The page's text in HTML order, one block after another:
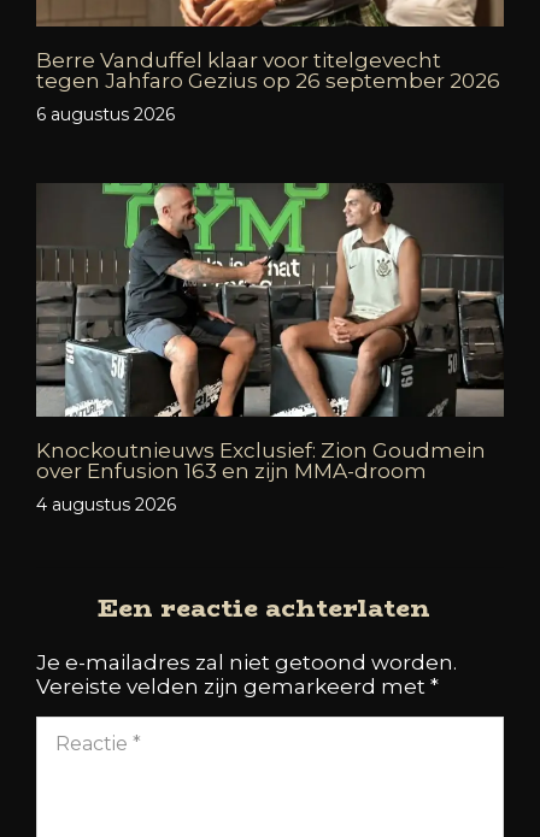
Berre Vanduffel klaar voor titelgevecht
tegen Jahfaro Gezius op 26 september 2026
6 augustus 2026
Knockoutnieuws Exclusief: Zion Goudmein
over Enfusion 163 en zijn MMA-droom
4 augustus 2026
Een reactie achterlaten
Je e-mailadres zal niet getoond worden.
Vereiste velden zijn gemarkeerd met *